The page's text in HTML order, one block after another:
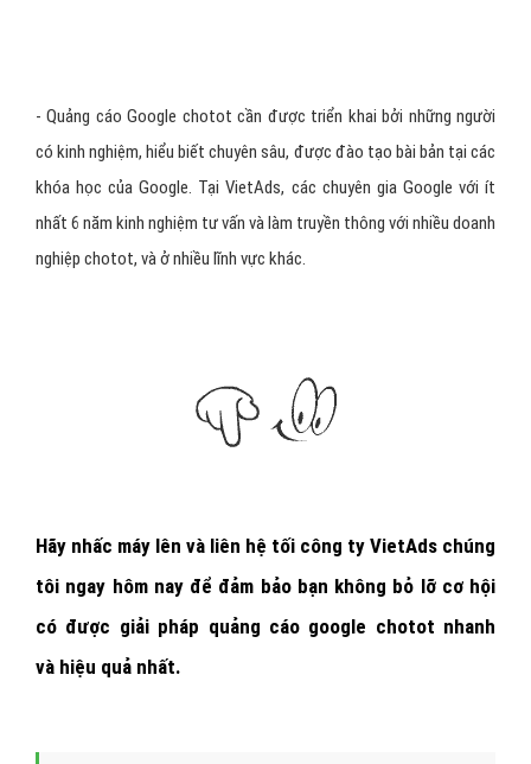
- Quảng cáo Google chotot cần được triển khai bởi những người
có kinh nghiệm, hiểu biết chuyên sâu, được đào tạo bài bản tại các
khóa học của Google. Tại VietAds, các chuyên gia Google với ít
nhất 6 năm kinh nghiệm tư vấn và làm truyền thông với nhiều doanh
nghiệp chotot, và ở nhiều lĩnh vực khác.
Hãy nhấc máy lên và liên hệ tối công ty VietAds chúng
tôi ngay hôm nayđể đảm bảo bạn không bỏ lỡ cơ hội
có được giải pháp quảng cáo google chotot nhanh
và hiệu quả nhất.